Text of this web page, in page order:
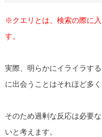
※クエリとは、検索の際に
す。
実際、明らかにイライラす
に出会うことはそれほど多く
そのため過剰な反応は必要
いと考えます。